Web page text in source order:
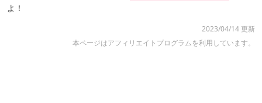
よ！
2023/04/14 更新
本ページはアフィリエイトプログラムを利用しています。